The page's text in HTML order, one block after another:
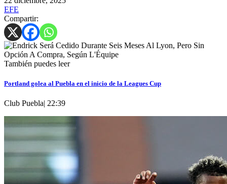
EFE
Compartir:
También puedes leer
Portland golea al Puebla en el inicio de la Leagues Cup
Club Puebla| 22:39